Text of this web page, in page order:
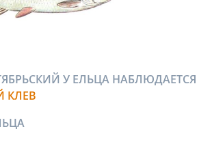
У ЕЛЬЦА НАБЛЮДАЕТСЯ
КЛЕВ